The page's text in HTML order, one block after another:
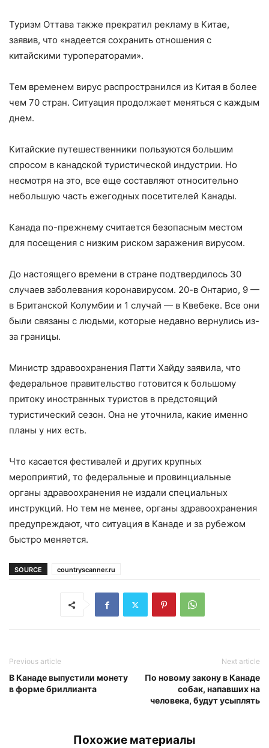
Туризм Оттава также прекратил рекламу в Китае,
заявив, что «надеется сохранить отношения с
китайскими туроператорами».
Тем временем вирус распространился из Китая в более
чем 70 стран. Ситуация продолжает меняться с каждым
днем.
Китайские путешественники пользуются большим
спросом в канадской туристической индустрии. Но
несмотря на это, все еще составляют относительно
небольшую часть ежегодных посетителей Канады.
Канада по-прежнему считается безопасным местом
для посещения с низким риском заражения вирусом.
До настоящего времени в стране подтвердилось 30
случаев заболевания коронавирусом. 20-в Онтарио, 9 —
в Британской Колумбии и 1 случай — в Квебеке. Все они
были связаны с людьми, которые недавно вернулись из-
за границы.
Министр здравоохранения Патти Хайду заявила, что
федеральное правительство готовится к большому
притоку иностранных туристов в предстоящий
туристический сезон. Она не уточнила, какие именно
планы у них есть.
Что касается фестивалей и других крупных
мероприятий, то федеральные и провинциальные
органы здравоохранения не издали специальных
инструкций. Но тем не менее, органы здравоохранения
предупреждают, что ситуация в Канаде и за рубежом
быстро меняется.
SOURCE countryscanner.ru
Previous article
В Канаде выпустили монету
в форме бриллианта
Next article
По новому закону в Канаде
собак, напавших на
человека, будут усыплять
Похожие материалы